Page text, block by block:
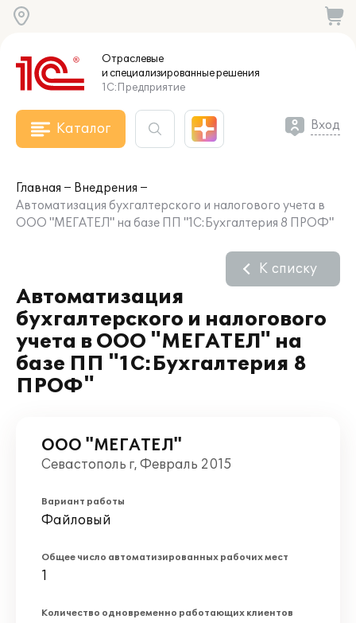
Отраслевые
и специализированныерешения
1С:Предприятие
Каталог Вход
Главная
Внедрения
Автоматизация бухгалтерского и налогового учета в
ООО "МЕГАТЕЛ" на базе ПП "1С:Бухгалтерия 8 ПРОФ"
Автоматизация
бухгалтерского и налогового
учета в ООО "МЕГАТЕЛ" на
базе ПП "1С:Бухгалтерия 8
ПРОФ"
К списку
ООО "МЕГАТЕЛ"
Севастополь г, Февраль 2015
Вариант работы
Файловый
Общее число автоматизированных рабочих мест
1
Количество одновременно работающих клиентов